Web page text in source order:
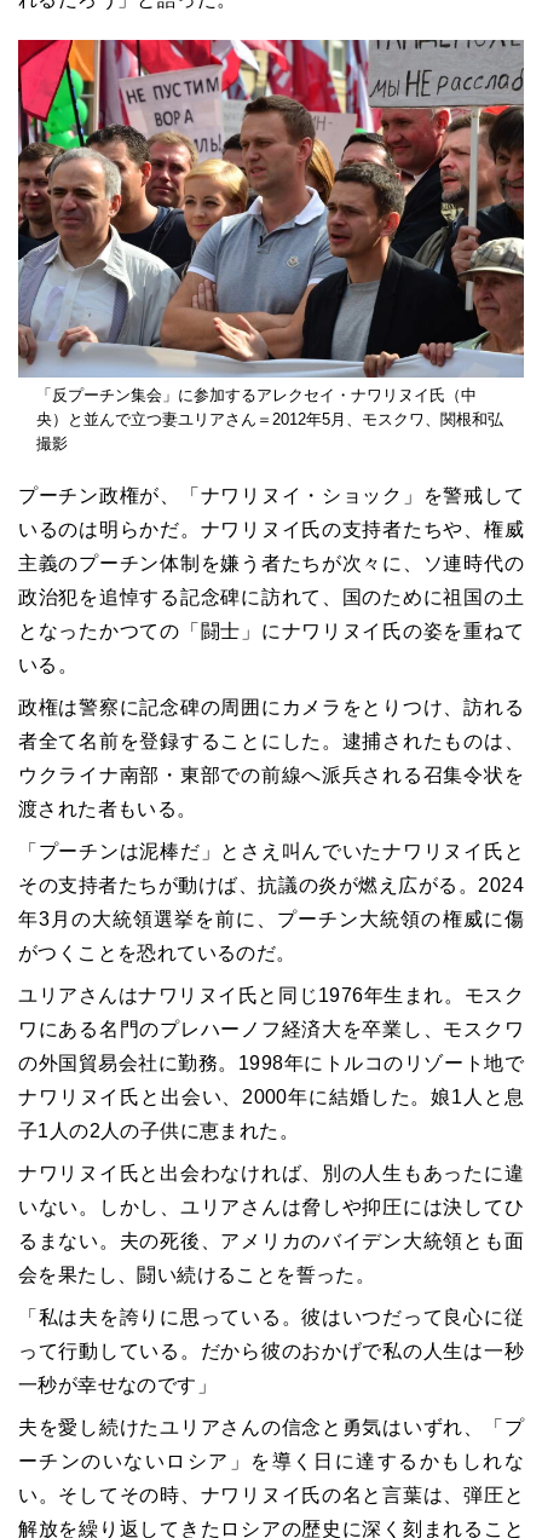
「反プーチン集会」に参加するアレクセイ・ナワリヌイ氏（中
央）と並んで立つ妻ユリアさん＝2012年5月、モスクワ、関根和弘
撮影
プーチン政権が、「ナワリヌイ・ショック」を警戒して
いるのは明らかだ。ナワリヌイ氏の支持者たちや、権威
主義のプーチン体制を嫌う者たちが次々に、ソ連時代の
政治犯を追悼する記念碑に訪れて、国のために祖国の土
となったかつての「闘士」にナワリヌイ氏の姿を重ねて
いる。
政権は警察に記念碑の周囲にカメラをとりつけ、訪れる
者全て名前を登録することにした。逮捕されたものは、
ウクライナ南部・東部での前線へ派兵される召集令状を
渡された者もいる。
「プーチンは泥棒だ」とさえ叫んでいたナワリヌイ氏と
その支持者たちが動けば、抗議の炎が燃え広がる。2024
年3月の大統領選挙を前に、プーチン大統領の権威に傷
がつくことを恐れているのだ。
ユリアさんはナワリヌイ氏と同じ1976年生まれ。モスク
ワにある名門のプレハーノフ経済大を卒業し、モスクワ
の外国貿易会社に勤務。1998年にトルコのリゾート地で
ナワリヌイ氏と出会い、2000年に結婚した。娘1人と息
子1人の2人の子供に恵まれた。
ナワリヌイ氏と出会わなければ、別の人生もあったに違
いない。しかし、ユリアさんは脅しや抑圧には決してひ
るまない。夫の死後、アメリカのバイデン大統領とも面
会を果たし、闘い続けることを誓った。
「私は夫を誇りに思っている。彼はいつだって良心に従
って行動している。だから彼のおかげで私の人生は一秒
一秒が幸せなのです」
夫を愛し続けたユリアさんの信念と勇気はいずれ、「プ
ーチンのいないロシア」を導く日に達するかもしれな
い。そしてその時、ナワリヌイ氏の名と言葉は、弾圧と
解放を繰り返してきたロシアの歴史に深く刻まれること